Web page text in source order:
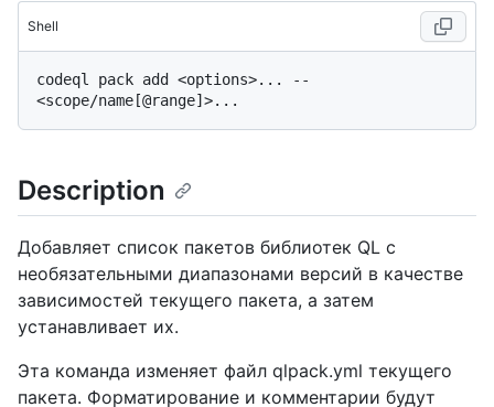
Shell
codeql pack add <options>... --
Description
Добавляет список пакетов библиотек QL с
необязательными диапазонами версий в качестве
зависимостей текущего пакета, а затем
устанавливает их.
Эта команда изменяет файл qlpack.yml текущего
пакета. Форматирование и комментарии будут